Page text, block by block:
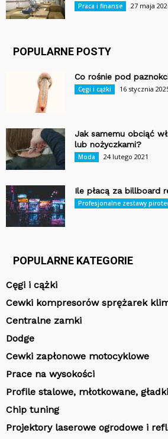
Praca i finanse 27 maja
POPULARNE POSTY
Co rośnie pod
Cęgi i cążki 16 stycznia
Jak samemu obciąć
lub nożyczkami?
Moda 24 lutego 2021
Ile płacą za billboard
Profesjonalne zestawy
POPULARNE KATEGORIE
Cęgi i cążki
Cewki kompresorów sprężarek
Centralne zamki
Dodge
Cewki zapłonowe motocyklowe
Prace na wysokości
Profile stalowe, młotkowane,
Chip tuning
Projektory laserowe ogrodowe i